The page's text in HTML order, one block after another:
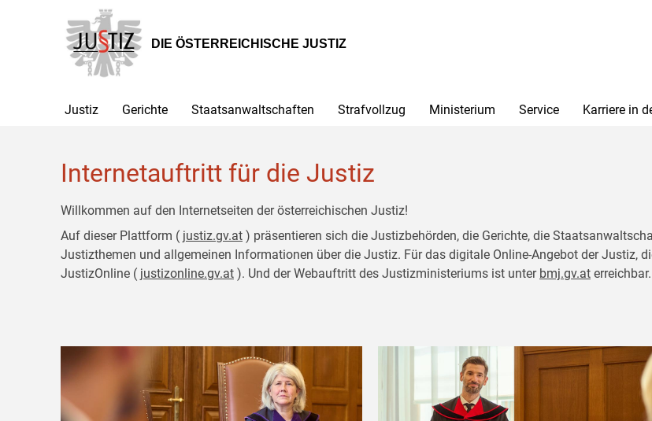
Hauptnavigation
[1]
Inhalt
[2]
DIE ÖSTERREICHISCHE JUSTIZ
Justiz Gerichte Staatsanwaltschaften Strafvollzug Ministerium Service Karriere in
Internetauftritt für die Justiz
Willkommen auf den Internetseiten der österreichischen Justiz!
Auf dieser Plattform ( justiz.gv.at ) präsentieren sich die Justizbehörden, die Gerichte, die
Justizthemen und allgemeinen Informationen über die Justiz. Für das digitale Online-Angebot der Justiz,
JustizOnline ( justizonline.gv.at ). Und der Webauftritt des Justizministeriums ist unter bmj.gv.at erreichbar.